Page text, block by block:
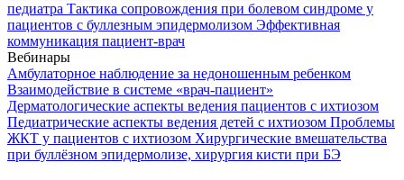
педиатра Тактика сопровождения при болевом синдроме у
пациентов с буллезным эпидермолизом Эффективная
коммуникация пациент-врач
Вебинары
Амбулаторное наблюдение за недоношенным ребенком
Взаимодействие в системе «врач-пациент»
Дерматологические аспекты ведения пациентов с ихтиозом
Педиатрические аспекты ведения детей с ихтиозом Проблемы
ЖКТ у пациентов с ихтиозом Хирургические вмешательства
при буллёзном эпидермолизе, хирургия кисти при БЭ